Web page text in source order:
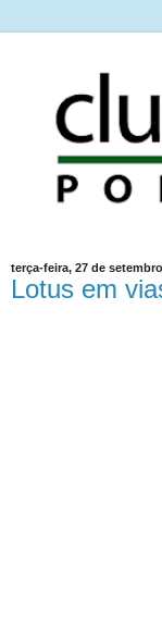
terça-feira, 27 de
Lotus em